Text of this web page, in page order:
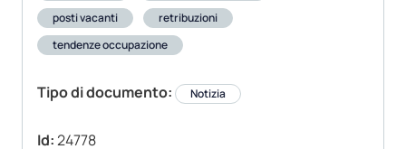
posti vacanti
retribuzioni
tendenze occupazione
Tipo di documento: Notizia
Id:24778